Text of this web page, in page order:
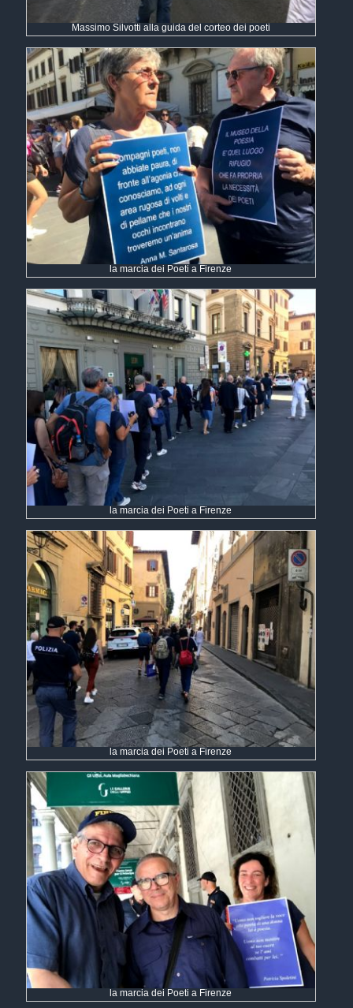
Massimo Silvotti alla guida del corteo dei poeti
la marcia dei Poeti a Firenze
la marcia dei Poeti a Firenze
la marcia dei Poeti a Firenze
la marcia dei Poeti a Firenze